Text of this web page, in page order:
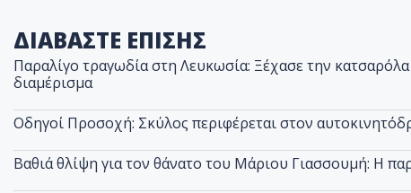
ΔΙΑΒΑΣΤΕ ΕΠΙΣΗΣ
Παραλίγο τραγωδία στη Λευκωσία: Ξέχασε την
διαμέρισμα
Οδηγοί Προσοχή: Σκύλος περιφέρεται στον
Βαθιά θλίψη για τον θάνατο του Μάριου Γιασσουμή: Η